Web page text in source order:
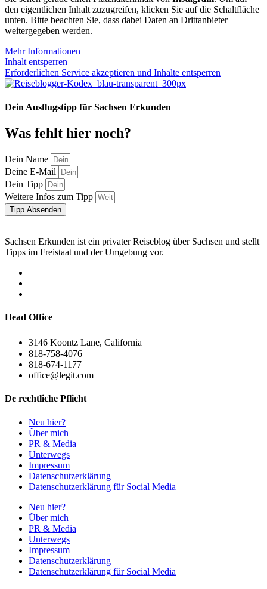
den eigentlichen Inhalt zuzugreifen, klicken Sie auf die Schaltfläche
unten. Bitte beachten Sie, dass dabei Daten an Drittanbieter
weitergegeben werden.
Mehr Informationen
Inhalt entsperren
Erforderlichen Service akzeptieren und Inhalte entsperren
Dein Ausflugstipp für Sachsen Erkunden
Was fehlt hier noch?
Dein Name
Deine E-Mail
Dein Tipp
Weitere Infos zum Tipp
Tipp Absenden
Sachsen Erkunden ist ein privater Reiseblog über Sachsen und stellt
Tipps im Freistaat und der Umgebung vor.
Head Office
3146 Koontz Lane, California
818-758-4076
818-674-1177
office@legit.com
De rechtliche Pflicht
Neu hier?
Über mich
PR & Media
Unterwegs
Impressum
Datenschutzerklärung
Datenschutzerklärung für Social Media
Neu hier?
Über mich
PR & Media
Unterwegs
Impressum
Datenschutzerklärung
Datenschutzerklärung für Social Media